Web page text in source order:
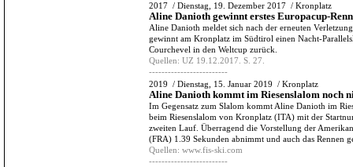
2017 / Dienstag, 19. Dezember 2017 / Kronplatz
Aline Danioth gewinnt erstes Europacup-
Aline Danioth meldet sich nach der erneuten
gewinnt am Kronplatz im Südtirol einen Nacht-
Courchevel in den Weltcup zurück.
Quellen: UZ 19.12.2017. S. 27.
-------------------------
2019 / Dienstag, 15. Januar 2019 / Kronplatz
Aline Danioth kommt im Riesenslalom noch
Im Gegensatz zum Slalom kommt Aline Danioth im
beim Riesenslalom von Kronplatz (ITA) mit der
zweiten Lauf. Überragend die Vorstellung der
(FRA) 1.39 Sekunden abnimmt und auch das Rennen
Quellen: www.fis-ski.com
-------------------------